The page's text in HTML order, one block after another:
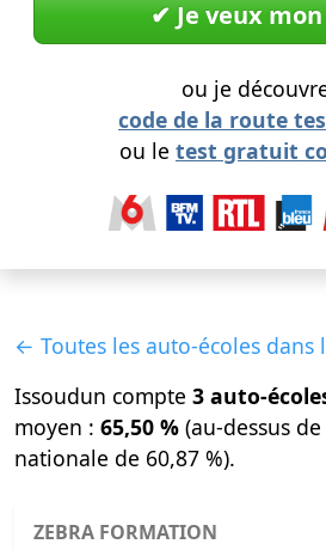
✔︎ Je veux
ou je
code de la route
ou le test gratuit
← Toutes les auto-écoles dans
Issoudun compte 3 auto-
moyen : 65,50 % (au-dessus
nationale de 60,87 %).
ZEBRA FORMATION